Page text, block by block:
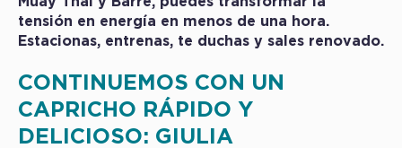
tensión en energía en menos de una hora.
Estacionas, entrenas, te duchas y sales renovado.
CONTINUEMOS CON UN
CAPRICHO RÁPIDO Y
DELICIOSO: GIULIA